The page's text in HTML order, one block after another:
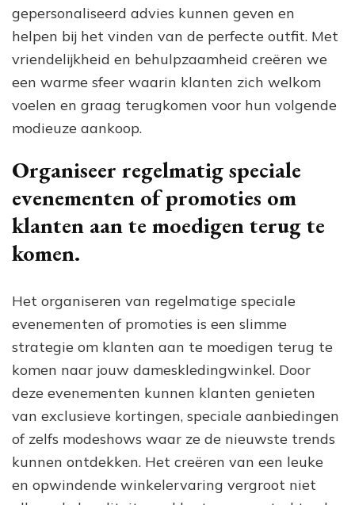
gepersonaliseerd advies kunnen geven en
helpen bij het vinden van de perfecte outfit. Met
vriendelijkheid en behulpzaamheid creëren we
een warme sfeer waarin klanten zich welkom
voelen en graag terugkomen voor hun volgende
modieuze aankoop.
Organiseer regelmatig speciale
evenementen of promoties om
klanten aan te moedigen terug te
komen.
Het organiseren van regelmatige speciale
evenementen of promoties is een slimme
strategie om klanten aan te moedigen terug te
komen naar jouw dameskledingwinkel. Door
deze evenementen kunnen klanten genieten
van exclusieve kortingen, speciale aanbiedingen
of zelfs modeshows waar ze de nieuwste trends
kunnen ontdekken. Het creëren van een leuke
en opwindende winkelervaring vergroot niet